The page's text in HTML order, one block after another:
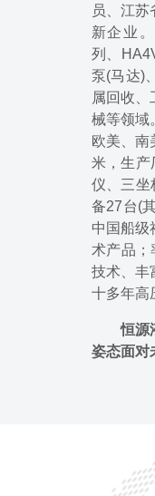
员、江
新企业
列、
泵(马达)
属回收
械等领域
欧美、南
米，生产
仪、三坐
备27台(
中国船级
术产品；
技术、丰
十多年高
恒源
姿态面对